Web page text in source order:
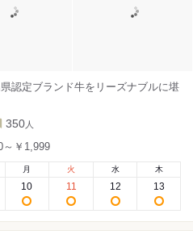
認定ブランド牛をリーズナブルに堪
350 人
～￥1,999
月
10
火
11
水
12
木
13